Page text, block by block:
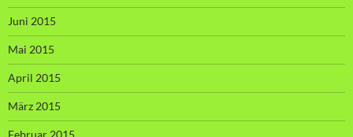
Juni 2015
Mai 2015
April 2015
März 2015
Februar 2015